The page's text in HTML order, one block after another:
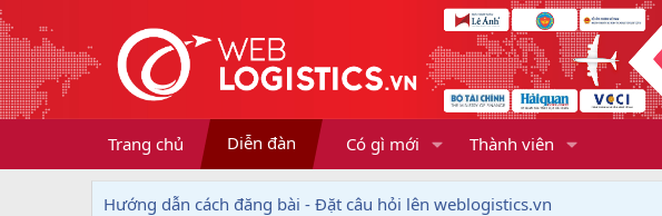
Trang chủ Diễn đàn Có gì mới Thành viên
Hướng dẫn cách đăng bài - Đặt câu hỏi lên weblogistics.vn